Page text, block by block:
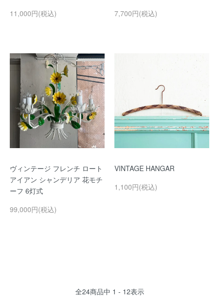
11,000円(税込)
7,700円(税込)
ヴィンテージ フレンチ ロート
アイアン シャンデリア 花モチ
ーフ 6灯式
99,000円(税込)
VINTAGE HANGAR
1,100円(税込)
全24商品中 1 - 12表示